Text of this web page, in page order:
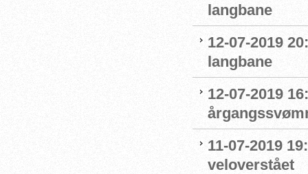
langbane
12-07-2019
langbane
12-07-2019
11-07-2019
veloverstået